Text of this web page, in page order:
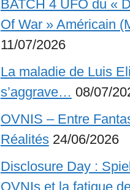
BATCH 4 UFO du «
Of War » Américain
11/07/2026
La maladie de Luis
s’aggrave… 08/07/
OVNIS – Entre
Réalités 24/06/2026
Disclosure Day :
OVNIs et la fatigue